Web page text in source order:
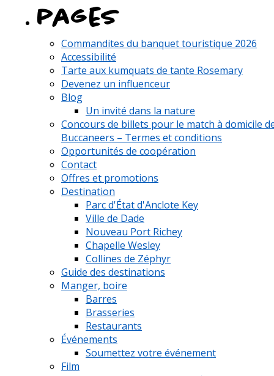
pages
Commandites du banquet touristique 2026
Accessibilité
Tarte aux kumquats de tante Rosemary
Devenez un influenceur
Blog
Un invité dans la nature
Concours de billets pour le match à domicile
Buccaneers – Termes et conditions
Opportunités de coopération
Contact
Offres et promotions
Destination
Parc d'État d'Anclote Key
Ville de Dade
Nouveau Port Richey
Chapelle Wesley
Collines de Zéphyr
Guide des destinations
Manger, boire
Barres
Brasseries
Restaurants
Événements
Soumettez votre événement
Film